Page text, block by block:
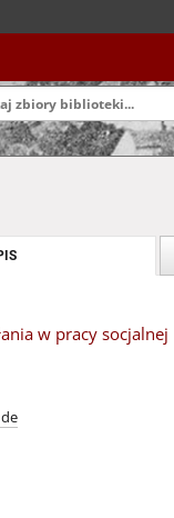
w pracy socjalnej